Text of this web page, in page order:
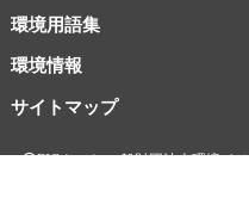
環境用語集
環境情報
サイトマップ
EICネット 一般財団法人環境イ